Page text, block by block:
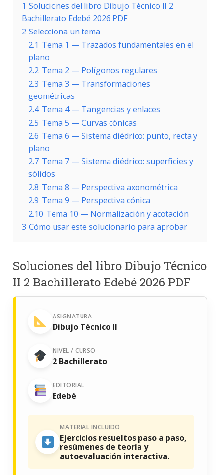
1 Soluciones del libro Dibujo Técnico II 2
Bachillerato Edebé 2026 PDF
2 Selecciona un tema
2.1 Tema 1 — Trazados fundamentales en el
plano
2.2 Tema 2 — Polígonos regulares
2.3 Tema 3 — Transformaciones
geométricas
2.4 Tema 4 — Tangencias y enlaces
2.5 Tema 5 — Curvas cónicas
2.6 Tema 6 — Sistema diédrico: punto, recta y
plano
2.7 Tema 7 — Sistema diédrico: superficies y
sólidos
2.8 Tema 8 — Perspectiva axonométrica
2.9 Tema 9 — Perspectiva cónica
2.10 Tema 10 — Normalización y acotación
3 Cómo usar este solucionario para aprobar
Soluciones del libro Dibujo Técnico
II 2 Bachillerato Edebé 2026 PDF
ASIGNATURA
Dibujo Técnico II
NIVEL / CURSO
2 Bachillerato
EDITORIAL
Edebé
MATERIAL INCLUIDO
Ejercicios resueltos paso a paso,
resúmenes de teoría y
autoevaluación interactiva.